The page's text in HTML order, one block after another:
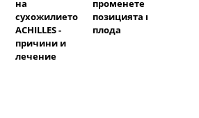
на
сухожилието
ACHILLES -
причини и
лечение
променете
позицията на
плода